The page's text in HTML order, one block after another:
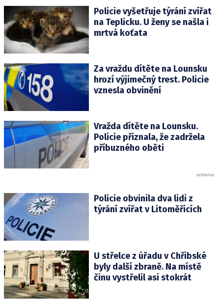
Policie vyšetřuje týrání zvířat
na Teplicku. U ženy se našla i
mrtvá koťata
Za vraždu dítěte na Lounsku
hrozí výjimečný trest. Policie
vznesla obvinění
Vražda dítěte na Lounsku.
Policie přiznala, že zadržela
příbuzného oběti
Policie obvinila dva lidi z
týrání zvířat v Litoměřicích
U střelce z úřadu v Chřibské
byly další zbraně. Na místě
činu vystřelil asi stokrát